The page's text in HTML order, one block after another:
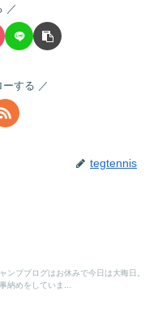
ーする
tegtennis
ンプブログはお休みで今日は大晦日。
納めをしていま...